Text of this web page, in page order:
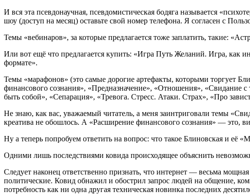
И вся эта псевдонаучная, псевдомистическая бодяга называется
шоу (доступ на месяц) оставьте свой номер телефона. Я согласен с
Темы «вебинаров», за которые предлагается тоже заплатить, такие:
Или вот ещё что предлагается купить: «Игра Путь Желаний. Игра, как
формате».
Темы «марафонов» (это самые дорогие артефакты, которыми торгует
финансового сознания», «Предназначение», «Отношения»,
быть собой», «Сепарация», «Тревога. Стресс. Атаки. Страх», «Про
Не знаю, как вас, уважаемый читатель, а меня заинтриговали темы
креатива не обошлось. А «Расширение финансового сознания» — это,
Ну а теперь попробуем ответить на вопрос: что такое Блиновская и
Одними лишь последствиями ковида происходящее объяснить
Следует наконец ответственно признать, что интернет — весьма
политические. Ковид обнажил и обострил запрос людей на общение,
потребность как ни одна другая техническая новинка последних